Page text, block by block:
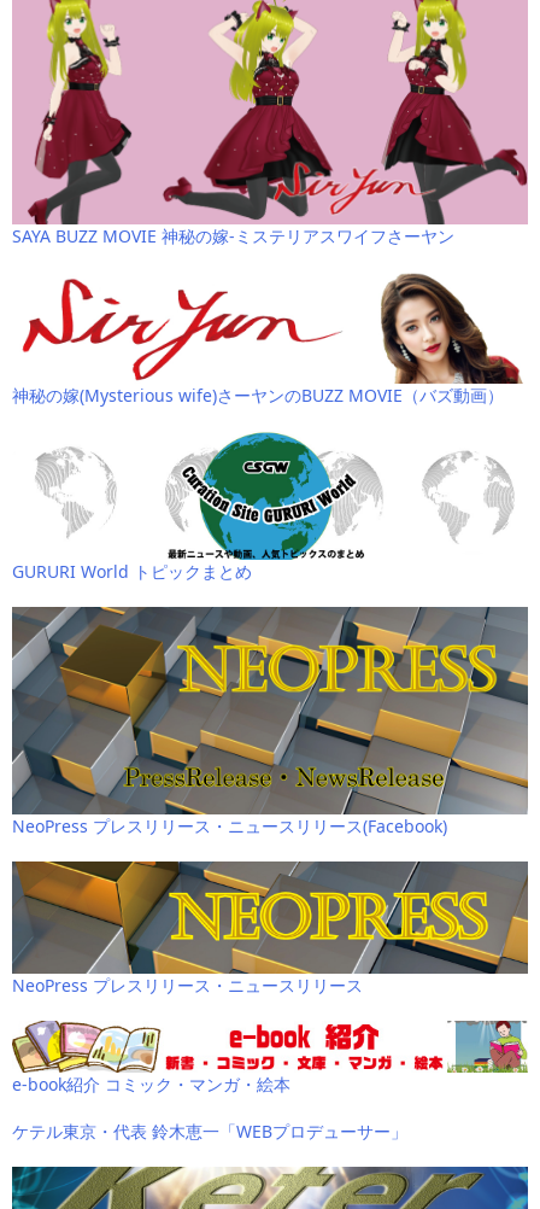
SAYA BUZZ MOVIE 神秘の嫁-ミステリアスワイフさーヤン
神秘の嫁(Mysterious wife)さーヤンのBUZZ MOVIE（バズ動画）
GURURI World トピックまとめ
NeoPress プレスリリース・ニュースリリース(Facebook)
NeoPress プレスリリース・ニュースリリース
e-book紹介 コミック・マンガ・絵本
ケテル東京・代表 鈴木恵一「WEBプロデューサー」